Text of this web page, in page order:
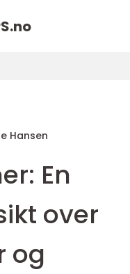
no
Hansen
En
over
og